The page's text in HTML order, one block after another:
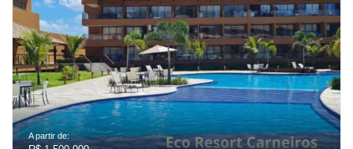
A partir de: